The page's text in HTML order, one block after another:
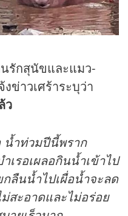
รักสุนัขและแมว-
งข่าวเศร้าระบุว่า
ว
น้ำท่วมปีนี้พราก
เรอเผลอกินน้ำเข้าไป
ลืนน้ำไปเผื่อน้ำจะลด
สะอาดและไม่อร่อย